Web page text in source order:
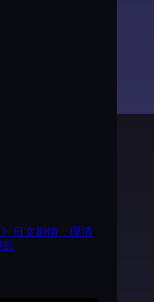
日文剧情，理清
乱